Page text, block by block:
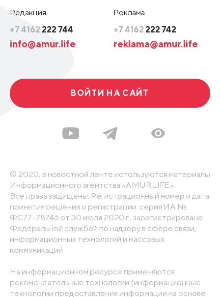
Редакция
+7 4162 222 744
info@amur.life
Реклама
+7 4162 222 742
reklama@amur.life
ВОЙТИ НА САЙТ
© 2020, в новостной ленте используются материалы
Информационного агентства «AMUR.LIFE».
Все права защищены. Регистрационный номер и дата
принятия решения о регистрации: серия ИА №
ФС77-78746 от 30 июля 2020 г., зарегистрировано
Федеральной службой по надзору в сфере связи,
информационных технологий и массовых
коммуникаций
На информационном ресурсе применяются
рекомендательные технологии (информационные
технологии предоставления информации на основе